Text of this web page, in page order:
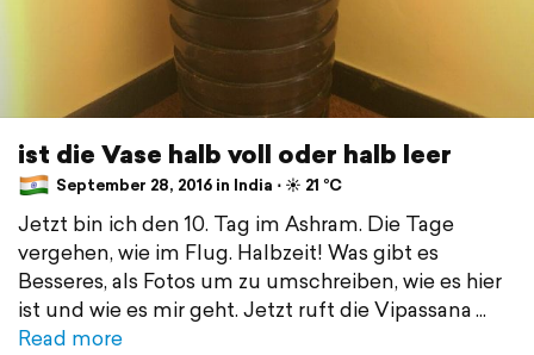
ist die Vase halb voll oder halb leer
September 28, 2016 in India ⋅ ☀️ 21 °C
Jetzt bin ich den 10. Tag im Ashram. Die Tage
vergehen, wie im Flug. Halbzeit! Was gibt es
Besseres, als Fotos um zu umschreiben, wie es hier
ist und wie es mir geht. Jetzt ruft die Vipassana
Read more